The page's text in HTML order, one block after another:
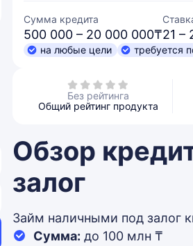
Сумма кредита
500 000 – 20 000 000₸21 –
на любые цели требуется
Без рейтинга
Общий рейтинг продукта
Обзор
залог
Займ наличными под залог
Сумма: до 100 млн ₸